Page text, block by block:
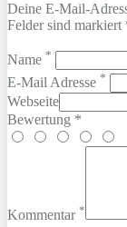
Deine E-Mail-
Felder sind markiert
Name *
E-Mail Adresse *
Webseite
Bewertung *
Kommentar *